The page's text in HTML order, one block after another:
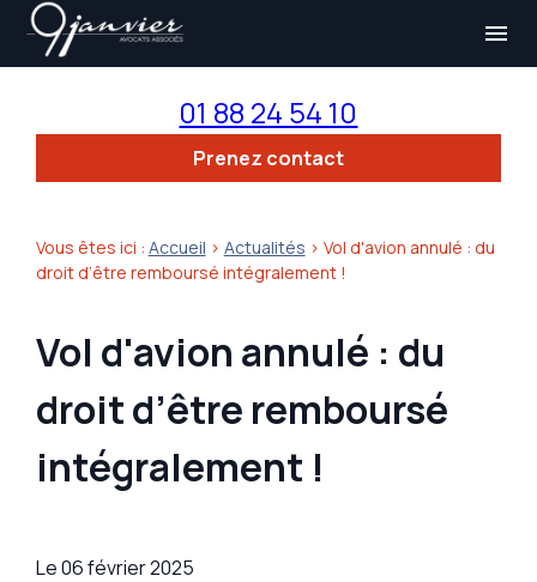
menu
01 88 24 54 10
Prenez contact
Vous êtes ici : Accueil > Actualités > Vol d'avion annulé : du
droit d’être remboursé intégralement !
Vol d'avion annulé : du
droit d’être remboursé
intégralement !
Le06 février 2025
Panneau de gestion des cookies